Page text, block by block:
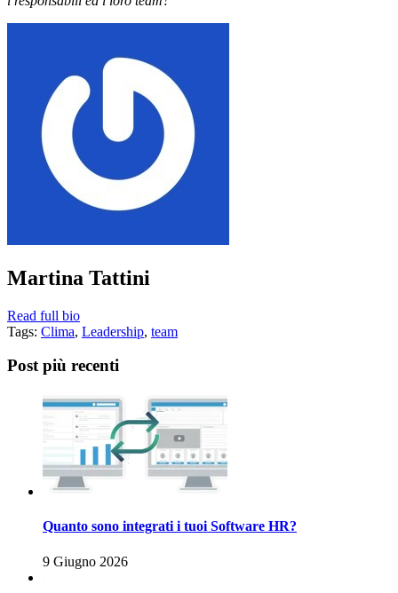
Martina Tattini
Read full bio
Tags: Clima, Leadership, team
Post più recenti
Quanto sono integrati i tuoi Software HR?
9 Giugno 2026